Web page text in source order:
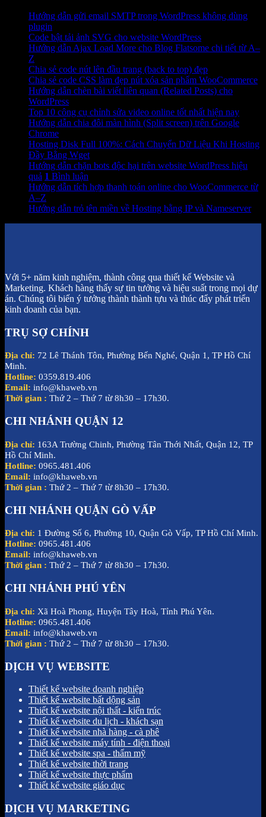
Hướng dẫn gửi email SMTP trong WordPress không dùng
plugin
Code bật tải ảnh SVG cho website WordPress
Hướng dẫn Ajax Load More cho Blog Flatsome chi tiết từ A–
Z
Chia sẻ code nút lên đầu trang (back to top) đẹp
Chia sẻ code CSS làm đẹp nút xóa sản phẩm WooCommerce
Hướng dẫn chèn bài viết liên quan (Related Posts) cho
WordPress
Top 10 công cụ chỉnh sửa video online tốt nhất hiện nay
Hướng dẫn chia đôi màn hình (Split screen) trên Google
Chrome
Hosting Disk Full 100%: Cách Chuyển Dữ Liệu Khi Hosting
Đầy Bằng Wget
Hướng dẫn chặn bots độc hại trên website WordPress hiệu
quả 1 Bình luận
Hướng dẫn tích hợp thanh toán online cho WooCommerce từ
A–Z
Hướng dẫn trỏ tên miền về Hosting bằng IP và Nameserver
Với 5+ năm kinh nghiệm, thành công qua thiết kế Website và
Marketing. Khách hàng thấy sự tin tưởng và hiệu suất trong mọi dự
án. Chúng tôi biến ý tưởng thành thành tựu và thúc đẩy phát triển
kinh doanh của bạn.
TRỤ SỢ CHÍNH
Địa chỉ: 72 Lê Thánh Tôn, Phường Bến Nghé, Quận 1, TP Hồ Chí
Minh.
Hotline: 0359.819.406
Email: info@khaweb.vn
Thời gian : Thứ 2 – Thứ 7 từ 8h30 – 17h30.
CHI NHÁNH QUẬN 12
Địa chỉ: 163A Trường Chinh, Phường Tân Thới Nhất, Quận 12, TP
Hồ Chí Minh.
Hotline: 0965.481.406
Email: info@khaweb.vn
Thời gian : Thứ 2 – Thứ 7 từ 8h30 – 17h30.
CHI NHÁNH QUẬN GÒ VẤP
Địa chỉ: 1 Đường Số 6, Phường 10, Quận Gò Vấp, TP Hồ Chí Minh.
Hotline: 0965.481.406
Email: info@khaweb.vn
Thời gian : Thứ 2 – Thứ 7 từ 8h30 – 17h30.
CHI NHÁNH PHÚ YÊN
Địa chỉ: Xã Hoà Phong, Huyện Tây Hoà, Tỉnh Phú Yên.
Hotline: 0965.481.406
Email: info@khaweb.vn
Thời gian : Thứ 2 – Thứ 7 từ 8h30 – 17h30.
DỊCH VỤ WEBSITE
Thiết kế website doanh nghiệp
Thiết kế website bất dộng sản
Thiết kế website nội thất - kiến trúc
Thiết kế website du lịch - khách sạn
Thiết kế website nhà hàng - cà phê
Thiết kế website máy tính - điện thoại
Thiết kế website spa - thẩm mỹ
Thiết kế website thời trang
Thiết kế website thực phẩm
Thiết kế website giáo dục
DỊCH VỤ MARKETING